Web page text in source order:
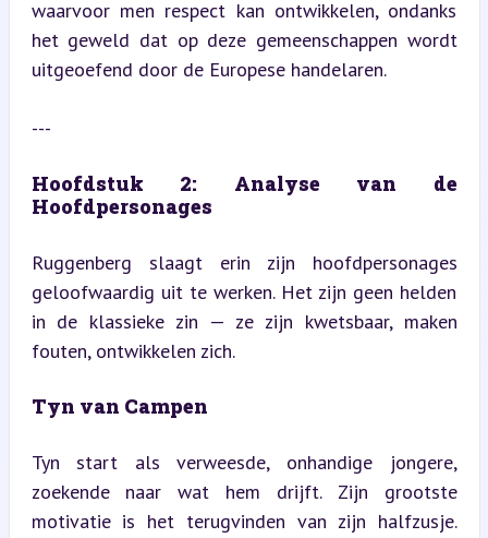
waarvoor men respect kan ontwikkelen, ondanks
het geweld dat op deze gemeenschappen wordt
uitgeoefend door de Europese handelaren.
---
Hoofdstuk 2: Analyse van de
Hoofdpersonages
Ruggenberg slaagt erin zijn hoofdpersonages
geloofwaardig uit te werken. Het zijn geen helden
in de klassieke zin — ze zijn kwetsbaar, maken
fouten, ontwikkelen zich.
Tyn van Campen
Tyn start als verweesde, onhandige jongere,
zoekende naar wat hem drijft. Zijn grootste
motivatie is het terugvinden van zijn halfzusje.